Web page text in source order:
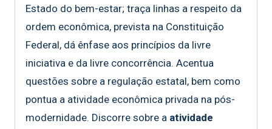
Estado do bem-estar; traça linhas a respeito da
ordem econômica, prevista na Constituição
Federal, dá ênfase aos princípios da livre
iniciativa e da livre concorrência. Acentua
questões sobre a regulação estatal, bem como
pontua a atividade econômica privada na pós-
modernidade. Discorre sobre a atividade